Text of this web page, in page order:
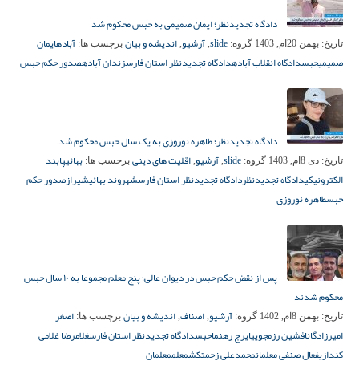
دادگاه تجدیدنظر؛ ایمان صمیمی به حبس محکوم شد
تاریخ: بهمن 20ام, 1403 گروه: slide
, آرشیو, اندیشه و بیان برچسب ها: آبادهایمان
صمیمیحبسدادگاه انقلاب آبادهدادگاه تجدیدنظر استان فارسزندان آبادهصدور حکم حبس
دادگاه تجدیدنظر؛ طاهره نوروزی به یک سال حبس محکوم شد
تاریخ: دی 8ام, 1403 گروه: slide
, آرشیو, اقلیت های دینی برچسب ها: بهائیپابند
الکترونیکیدادگاه تجدیدنظردادگاه تجدیدنظر استان فارسشهروند بهائیشیرازصدور حکم
حبسطاهره نوروزی
پس از نقض حکم حبس در دیوان عالی؛ پنج معلم مجموعا به ۱۰ سال حبس
محکوم شدند
تاریخ: بهمن 8ام, 1402 گروه: آرشیو, اصناف, اندیشه و بیان برچسب ها: اصغر
امیرزادگانافشین رزمجوییایرج رهنماحبسدادگاه تجدیدنظر استان فارسغلامرضا غلامی
کندازیفعال صنفی معلمانمحمدعلی زحمتکشمعلممعلمان